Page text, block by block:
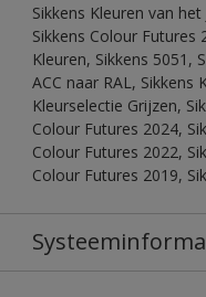
Sikkens Kleuren van
Sikkens Colour Futures
Kleuren, Sikkens 5051,
ACC naar RAL, Sikkens
Kleurselectie Grijzen,
Colour Futures 2024,
Colour Futures 2022,
Colour Futures 2019,